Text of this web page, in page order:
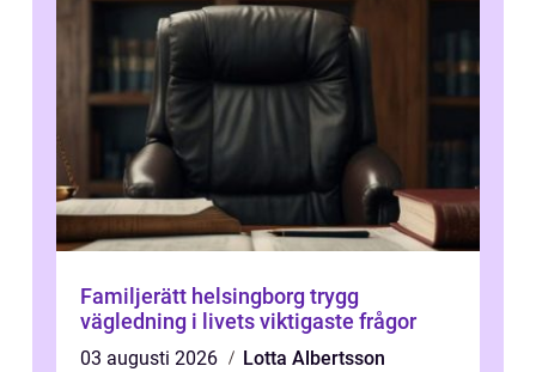
Familjerätt helsingborg trygg
vägledning i livets viktigaste frågor
03 augusti 2026
Lotta Albertsson